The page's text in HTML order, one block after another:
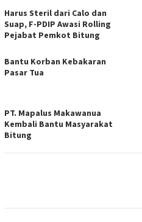
Harus Steril dari Calo dan
Suap, F-PDIP Awasi Rolling
Pejabat Pemkot Bitung
Bantu Korban Kebakaran
Pasar Tua
PT. Mapalus Makawanua
Kembali Bantu Masyarakat
Bitung